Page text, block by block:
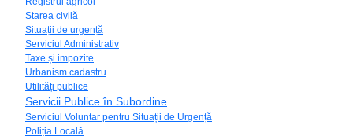
Starea civilă
Situații de urgență
Serviciul Administrativ
Taxe și impozite
Urbanism cadastru
Utilități publice
Servicii Publice în Subordine
Serviciul Voluntar pentru Situații de Urgență
Poliția Locală